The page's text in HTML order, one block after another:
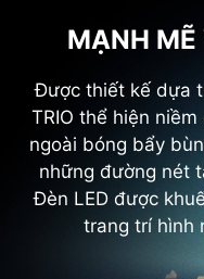
MẠNH MẼ
Được thiết kế dựa
TRIO thể hiện
ngoài bóng bẩy
những đường nét
Đèn LED được
trang trí hình